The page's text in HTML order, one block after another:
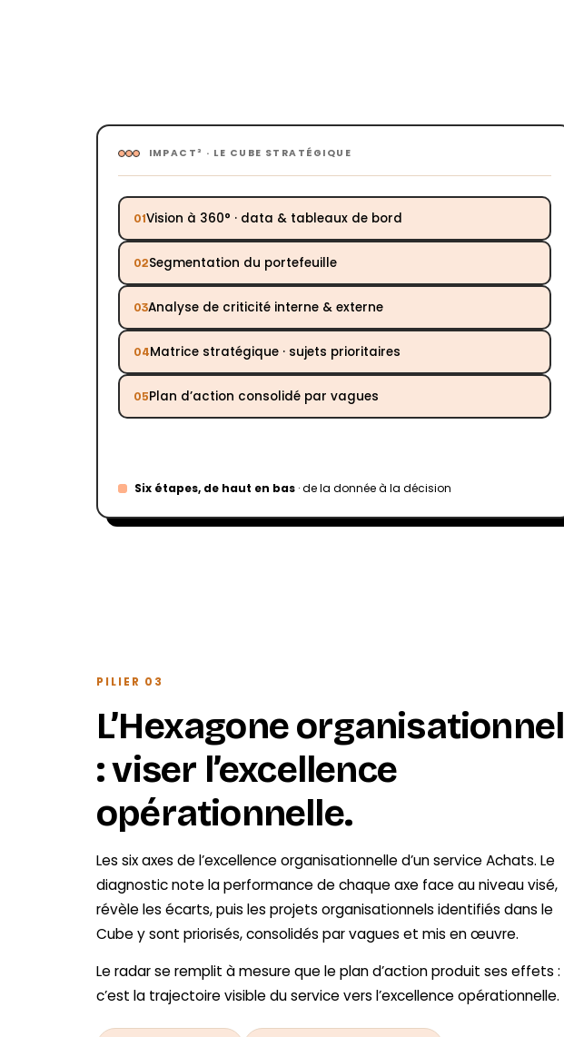
IMPACT³ · LE CUBE STRATÉGIQUE
01 Vision à 360° · data & tableaux de bord
02Segmentation du portefeuille
03Analyse de criticité interne & externe
04Matrice stratégique · sujets prioritaires
05Plan d’action consolidé par vagues
Six étapes, de haut en bas· de la donnée à la décision
PILIER 03
L’Hexagone organisationnel
: viser l’excellence
opérationnelle.
Les six axes de l’excellence organisationnelle d’un service Achats. Le
diagnostic note la performance de chaque axe face au niveau visé,
révèle les écarts, puis les projets organisationnels identifiés dans le
Cube y sont priorisés, consolidés par vagues et mis en œuvre.
Le radar se remplit à mesure que le plan d’action produit ses effets :
c’est la trajectoire visible du service vers l’excellence opérationnelle.